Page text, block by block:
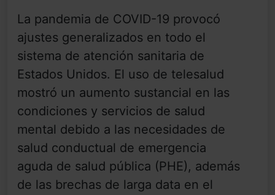
La pandemia de COVID-19 provocó
ajustes generalizados en todo el
sistema de atención sanitaria de
Estados Unidos. El uso de telesalud
mostró un aumento sustancial en las
condiciones y servicios de salud
mental debido a las necesidades de
salud conductual de emergencia
aguda de salud pública (PHE), además
de las brechas de larga data en el